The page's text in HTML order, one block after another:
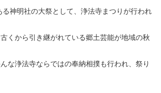
神明社の大祭として、浄法寺まつりが行われ
くから引き継がれている郷土芸能が地域の秋
な浄法寺ならではの奉納相撲も行われ、祭り